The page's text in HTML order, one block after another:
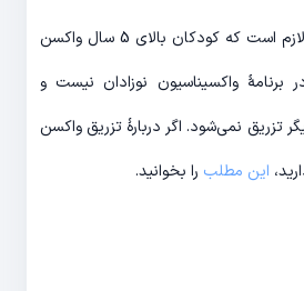
در دوران پاندمی کرونا، لازم است که کودکان بالای 5 سال واکسن
برنامۀ واکسیناسیون نوزادان نیست و
تزریق نمی‌شود. اگر دربارۀ تزریق واکسن
این مطلب را بخوانید.